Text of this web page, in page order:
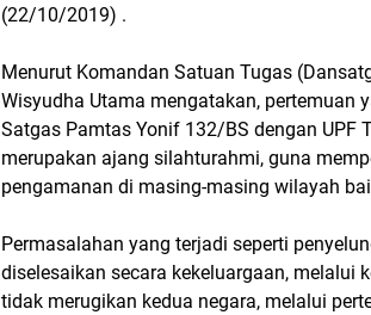
(22/10/2019) .
Menurut Komandan Satuan Tugas
Wisyudha Utama mengatakan, pertemuan
Satgas Pamtas Yonif 132/BS dengan UPF
merupakan ajang silahturahmi, guna
pengamanan di masing-masing wilayah
Permasalahan yang terjadi seperti
diselesaikan secara kekeluargaan, melalui
tidak merugikan kedua negara, melalui